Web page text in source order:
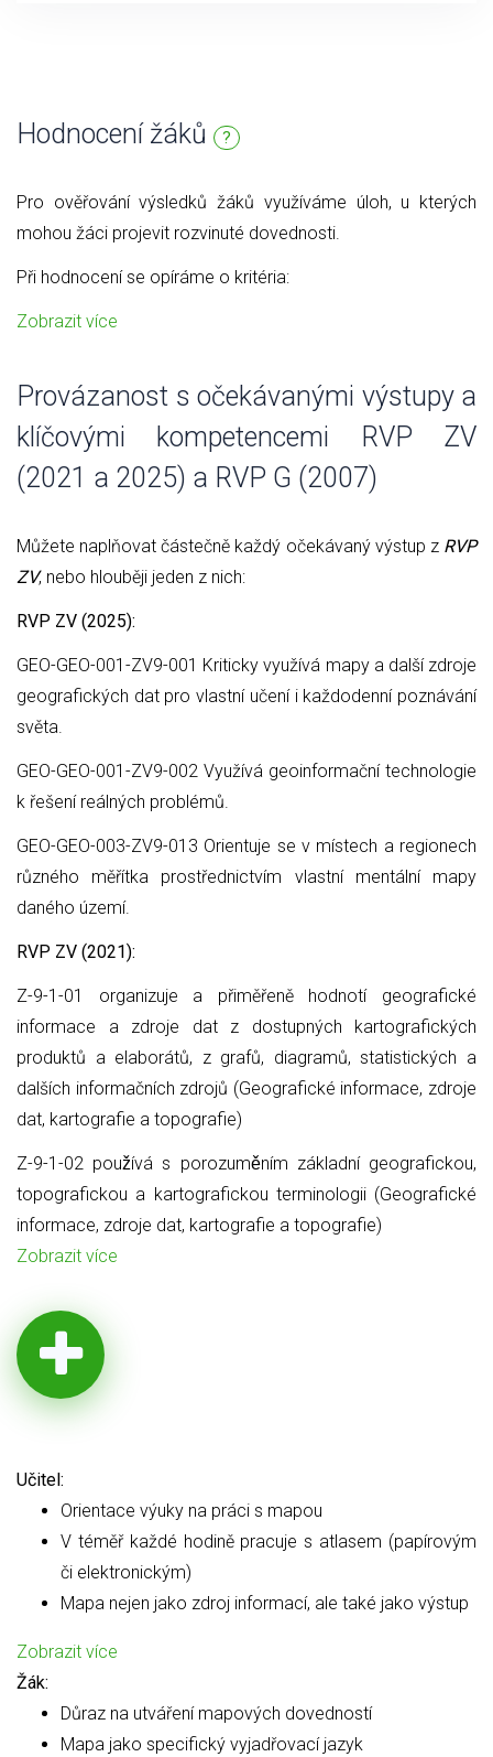
Hodnocení žáků ?
Pro ověřování výsledků žáků využíváme úloh, u kterých
mohou žáci projevit rozvinuté dovednosti.
Při hodnocení se opíráme o kritéria:
Zobrazit více
Provázanost s očekávanými výstupy a
klíčovými kompetencemi RVP ZV
(2021 a 2025) a RVP G (2007)
Můžete naplňovat částečně každý očekávaný výstup z RVP
ZV, nebo hlouběji jeden z nich:
RVP ZV (2025):
GEO-GEO-001-ZV9-001 Kriticky využívá mapy a další zdroje
geografických dat pro vlastní učení i každodenní poznávání
světa.
GEO-GEO-001-ZV9-002 Využívá geoinformační technologie
k řešení reálných problémů.
GEO-GEO-003-ZV9-013 Orientuje se v místech a regionech
různého měřítka prostřednictvím vlastní mentální mapy
daného území.
RVP ZV (2021):
Z-9-1-01 organizuje a přiměřeně hodnotí geografické
informace a zdroje dat z dostupných kartografických
produktů a elaborátů, z grafů, diagramů, statistických a
dalších informačních zdrojů (Geografické informace, zdroje
dat, kartografie a topografie)
Z-9-1-02 používá s porozuměním základní geografickou,
topografickou a kartografickou terminologii (Geografické
informace, zdroje dat, kartografie a topografie)
Zobrazit více
Učitel:
Orientace výuky na práci s mapou
V téměř každé hodině pracuje s atlasem (papírovým
či elektronickým)
Mapa nejen jako zdroj informací, ale také jako výstup
Zobrazit více
Žák:
Důraz na utváření mapových dovedností
Mapa jako specifický vyjadřovací jazyk